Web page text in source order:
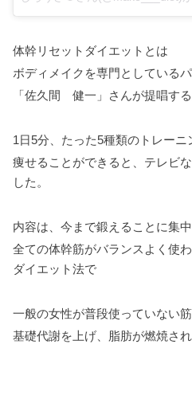
体幹リセットダイエットとは
ボディメイクを専門としている
「佐久間 健一」さんが提唱す
1日5分、たった5種類のトレーニ
痩せることができると、テレビ
した。
内容は、今まで鍛えることに集
全ての体幹筋がバランスよく使
ダイエット法で
一般の女性が普段使っていない
基礎代謝を上げ、脂肪が燃焼さ